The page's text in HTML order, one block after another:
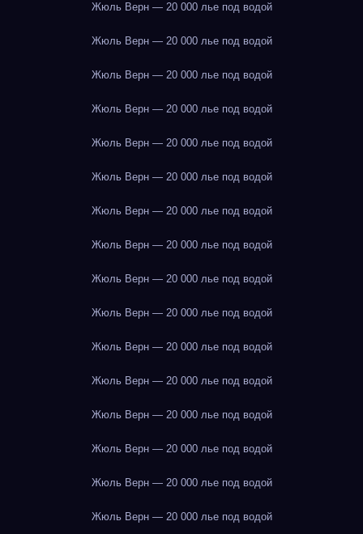
Жюль Верн — 20 000 лье под водой
Жюль Верн — 20 000 лье под водой
Жюль Верн — 20 000 лье под водой
Жюль Верн — 20 000 лье под водой
Жюль Верн — 20 000 лье под водой
Жюль Верн — 20 000 лье под водой
Жюль Верн — 20 000 лье под водой
Жюль Верн — 20 000 лье под водой
Жюль Верн — 20 000 лье под водой
Жюль Верн — 20 000 лье под водой
Жюль Верн — 20 000 лье под водой
Жюль Верн — 20 000 лье под водой
Жюль Верн — 20 000 лье под водой
Жюль Верн — 20 000 лье под водой
Жюль Верн — 20 000 лье под водой
Жюль Верн — 20 000 лье под водой